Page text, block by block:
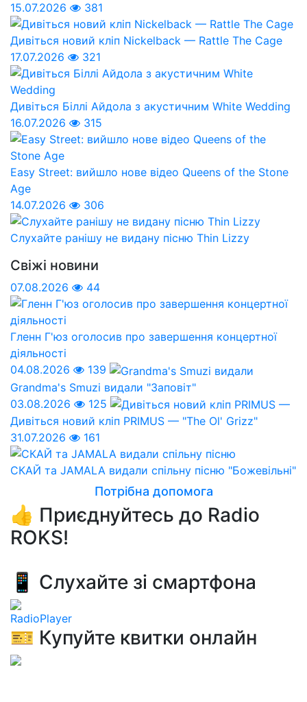
15.07.2026 381
Дивіться новий кліп Nickelback — Rattle The Cage
17.07.2026
321
Дивіться Біллі Айдола з акустичним White Wedding
16.07.2026
315
Easy Street: вийшло нове відео Queens of the Stone
Age
14.07.2026
306
Слухайте ранішу не видану пісню Thin Lizzy
Свіжі новини
07.08.2026 44
Гленн Г'юз оголосив про завершення концертної
діяльності
04.08.2026
139
Grandma's Smuzi видали "Заповіт"
03.08.2026
125
Дивіться новий кліп PRIMUS — "The Ol' Grizz"
31.07.2026
161
СКАЙ та JAMALA видали спільну пісню "Божевільні"
Потрібна допомога
👍 Приєднуйтесь до Radio
ROKS!
📱 Слухайте зі смартфона
RadioPlayer
🎫 Купуйте квитки онлайн